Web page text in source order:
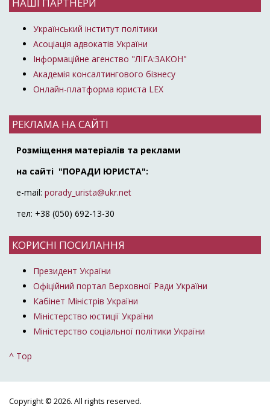
Український інститут політики
Асоціація адвокатів України
Інформаційне агенство "ЛІГА:ЗАКОН"
Академія консалтингового бізнесу
Онлайн-платформа юриста LEX
РЕКЛАМА НА САЙТІ
Розміщення матеріалів та реклами
на сайті "ПОРАДИ ЮРИСТА":
e-mail: porady_urista@ukr.net
тел: +38 (050) 692-13-30
КОРИСНІ ПОСИЛАННЯ
Президент України
Офіційний портал Верховної Ради України
Кабінет Міністрів України
Міністерство юстиції України
Міністерство соціальної політики України
^ Top
Copyright © 2026. All rights reserved.